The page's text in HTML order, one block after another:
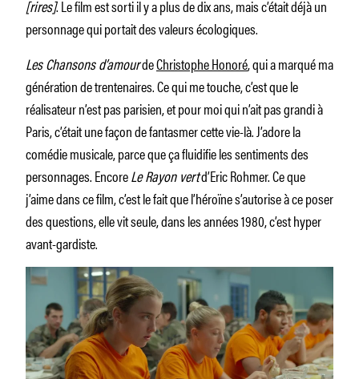
[rires]. Le film est sorti il y a plus de dix ans, mais c’était déjà un
personnage qui portait des valeurs écologiques.
Les Chansons d’amourdeChristophe Honoré, qui a marqué ma
génération de trentenaires. Ce qui me touche, c’est que le
réalisateur n’est pas parisien, et pour moi qui n’ait pas grandi à
Paris, c’était une façon de fantasmer cette vie-là. J’adore la
comédie musicale, parce que ça fluidifie les sentiments des
personnages. EncoreLe Rayon vertd’Eric Rohmer. Ce que
j’aime dans ce film, c’est le fait que l’héroïne s’autorise à ce poser
des questions, elle vit seule, dans les années 1980, c’est hyper
avant-gardiste.